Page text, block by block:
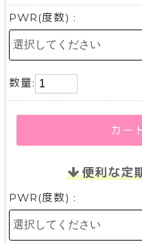
PWR(度数) :
数量:
カー
便利な定
PWR(度数) :